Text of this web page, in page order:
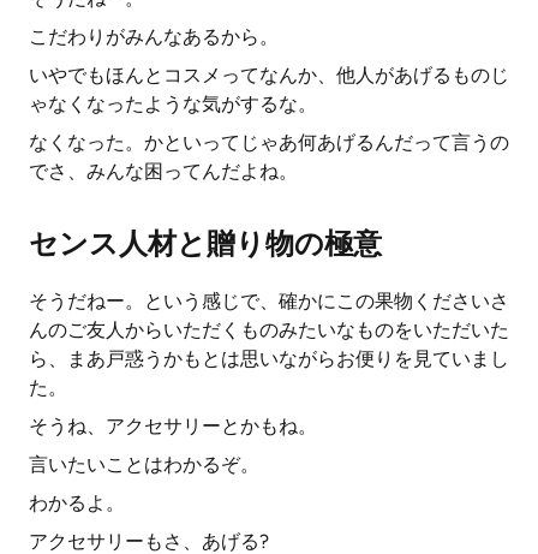
こだわりがみんなあるから。
いやでもほんとコスメってなんか、他人があげるものじ
ゃなくなったような気がするな。
なくなった。かといってじゃあ何あげるんだって言うの
でさ、みんな困ってんだよね。
センス人材と贈り物の極意
そうだねー。という感じで、確かにこの果物くださいさ
んのご友人からいただくものみたいなものをいただいた
ら、まあ戸惑うかもとは思いながらお便りを見ていまし
た。
そうね、アクセサリーとかもね。
言いたいことはわかるぞ。
わかるよ。
アクセサリーもさ、あげる?